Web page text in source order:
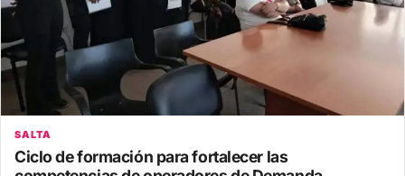
SALTA
Ciclo de formación para fortalecer las